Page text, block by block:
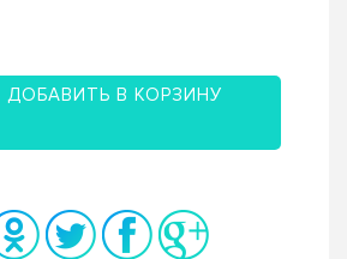
ДОБАВИТЬ В КОРЗИНУ